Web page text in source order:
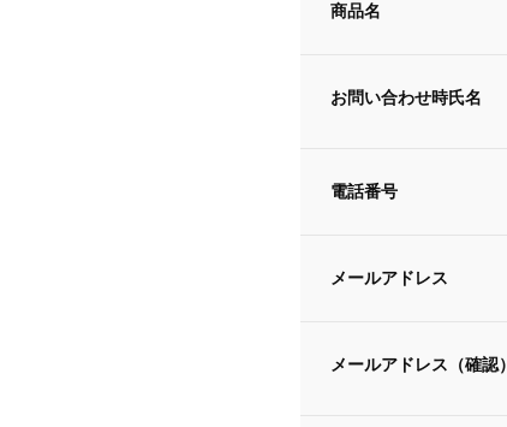
商品名
お問い合わせ時氏名
電話番号
メールアドレス
メールアドレス（確認）